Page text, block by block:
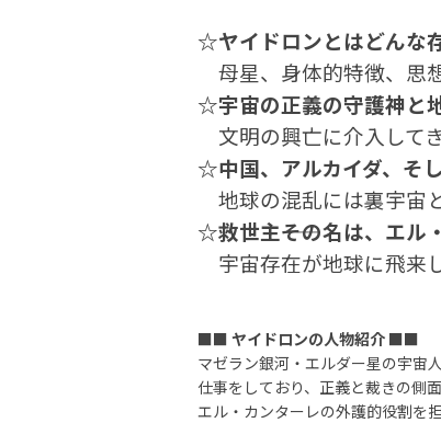
☆ヤイドロンとはどんな
母星、身体的特徴、思
☆宇宙の正義の守護神と
文明の興亡に介入して
☆中国、アルカイダ、
地球の混乱には裏宇宙
☆救世主――その名は、エル
宇宙存在が地球に飛来
■■ ヤイドロンの人物紹介 ■■
マゼラン銀河・エルダー星の宇宙
仕事をしており、正義と裁きの側
エル・カンターレの外護的役割を